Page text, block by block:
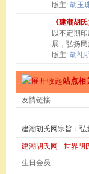
版主: 胡玉
《建潮胡
以不定期
展，弘扬
版主: 胡礼
站点相
友情链接
建潮胡氏网宗旨：
建潮胡氏网 世界胡
生日会员